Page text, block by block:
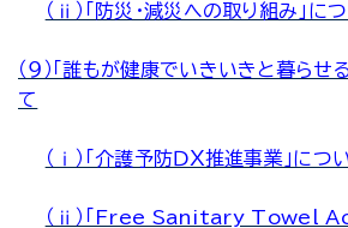
（ⅱ）「防災・減災への取り組み」に
（９）「誰もが健康でいきいきと暮らせ
て
（ⅰ）「介護予防ＤＸ推進事業」につ
（ⅱ）「Free Sanitary Towel